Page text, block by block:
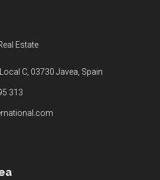
Estate
C, 03730 Javea, Spain
313